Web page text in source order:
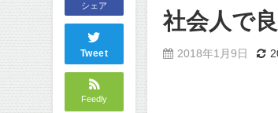
シェア
Tweet
Feedly
社会人で
2018年1月9日